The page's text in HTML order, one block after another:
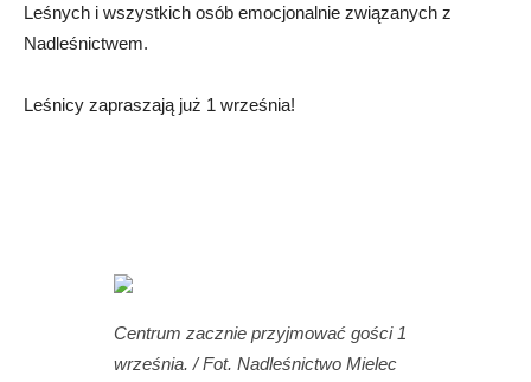
Leśnych i wszystkich osób emocjonalnie związanych z
Nadleśnictwem.
Leśnicy zapraszają już 1 września!
Centrum zacznie przyjmować gości 1
września. / Fot. Nadleśnictwo Mielec